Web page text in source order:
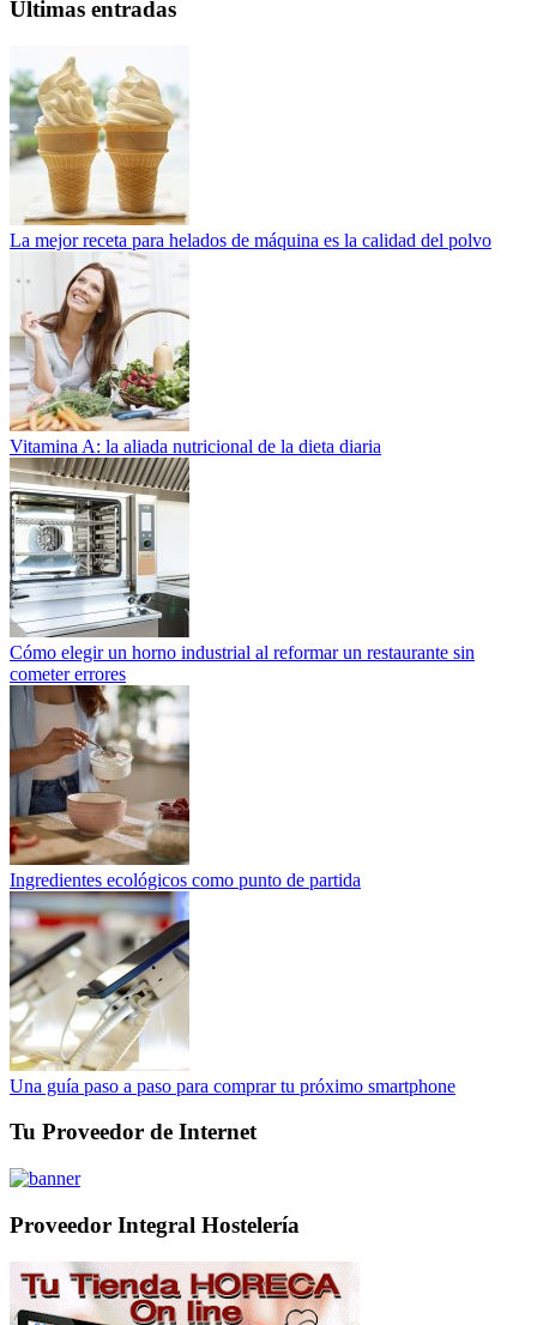
Ultimas entradas
La mejor receta para helados de máquina es la calidad del polvo
Vitamina A: la aliada nutricional de la dieta diaria
Cómo elegir un horno industrial al reformar un restaurante sin
cometer errores
Ingredientes ecológicos como punto de partida
Una guía paso a paso para comprar tu próximo smartphone
Tu Proveedor de Internet
Proveedor Integral Hostelería